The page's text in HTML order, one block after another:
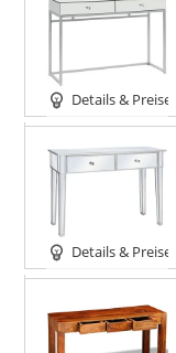
Details & Preise
Details & Preise